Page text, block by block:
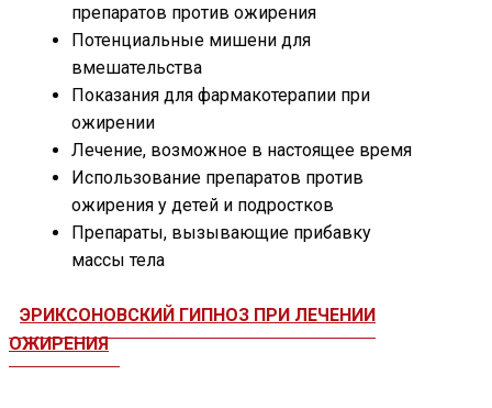
препаратов против ожирения
Потенциальные мишени для
вмешательства
Показания для фармакотерапии при
ожирении
Лечение, возможное в настоящее время
Использование препаратов против
ожирения у детей и подростков
Препараты, вызывающие прибавку
массы тела
ЭРИКСОНОВСКИЙ ГИПНОЗ ПРИ ЛЕЧЕНИИ
ОЖИРЕНИЯ